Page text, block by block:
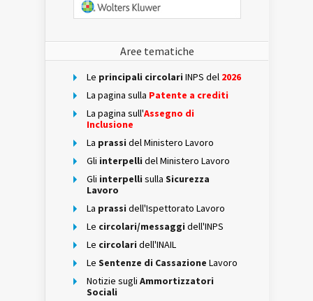
Aree tematiche
Le principali circolari INPS del 2026
La pagina sulla Patente a crediti
La pagina sull'Assegno di
Inclusione
La prassi del Ministero Lavoro
Gli interpelli del Ministero Lavoro
Gli interpelli sulla Sicurezza
Lavoro
La prassi dell'Ispettorato Lavoro
Le circolari/messaggi dell'INPS
Le circolari dell'INAIL
Le Sentenze di Cassazione Lavoro
Notizie sugli Ammortizzatori
Sociali